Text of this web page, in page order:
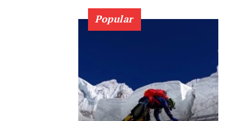
Popular